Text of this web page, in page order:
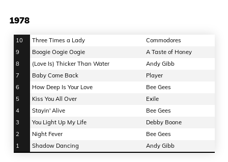
1978
10 Three Times a Lady
Commodores
9
Boogie Oogie Oogie
A Taste of Honey
8
(Love Is) Thicker Than Water
Andy Gibb
7
Baby Come Back
Player
6
How Deep Is Your Love
Bee Gees
5
Kiss You All Over
Exile
4
Stayin' Alive
Bee Gees
3
You Light Up My Life
Debby Boone
2
Night Fever
Bee Gees
1
Shadow Dancing Andy Gibb